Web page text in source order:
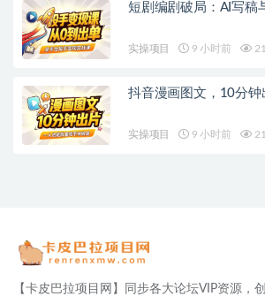
短剧编剧破局：AI写稿
实操项目 9 小时前 21
抖音漫画图文，10分钟
实操项目 9 小时前 21
【卡皮巴拉项目网】同步各大论坛VIP资源，